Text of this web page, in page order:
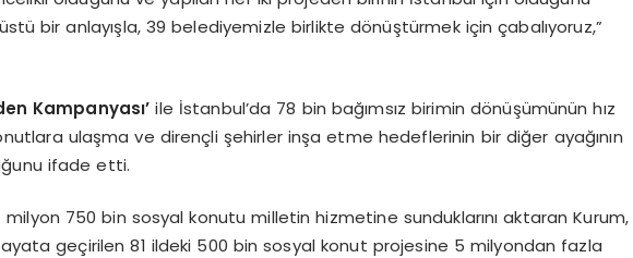
bir anlayışla, 39 belediyemizle birlikte dönüştürmek için çabalıyoruz,”
Kampanyası’ ile İstanbul’da 78 bin bağımsız birimin dönüşümünün hız
ulaşma ve dirençli şehirler inşa etme hedeflerinin bir diğer ayağının
ifade etti.
milyon 750 bin sosyal konutu milletin hizmetine sunduklarını aktaran Kurum,
hayata geçirilen 81 ildeki 500 bin sosyal konut projesine 5 milyondan fazla